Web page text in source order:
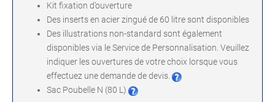
Kit fixation d’ouverture
Des inserts en acier zingué de 60 litre sont disponibles
Des illustrations non-standard sont également
disponibles via le Service de Personnalisation. Veuillez
indiquer les ouvertures de votre choix lorsque vous
effectuez une demande de devis.
Sac Poubelle N (80 L)